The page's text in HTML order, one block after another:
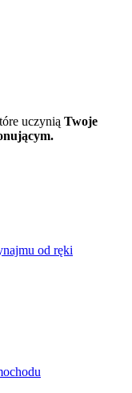
uczynią Twoje
od ręki